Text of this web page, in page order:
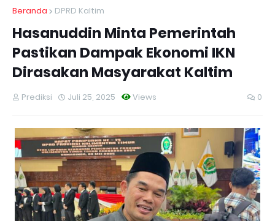
Beranda DPRD Kaltim
Hasanuddin Minta Pemerintah
Pastikan Dampak Ekonomi IKN
Dirasakan Masyarakat Kaltim
Prediksi Views
Juli 25, 2025 0